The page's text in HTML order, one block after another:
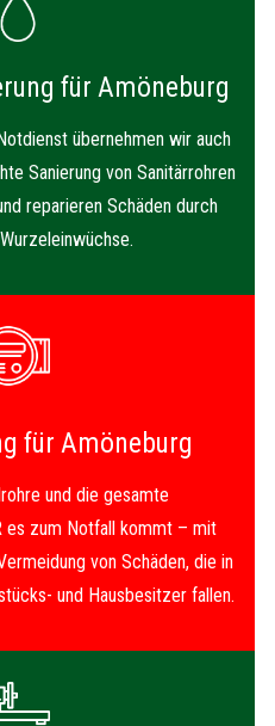
für Amöneburg
übernehmen wir auch
Sanierung von Sanitärrohren
reparieren Schäden durch
für Amöneburg
und die gesamte
es zum Notfall kommt – mit
von Schäden, die in
und Hausbesitzer fallen.